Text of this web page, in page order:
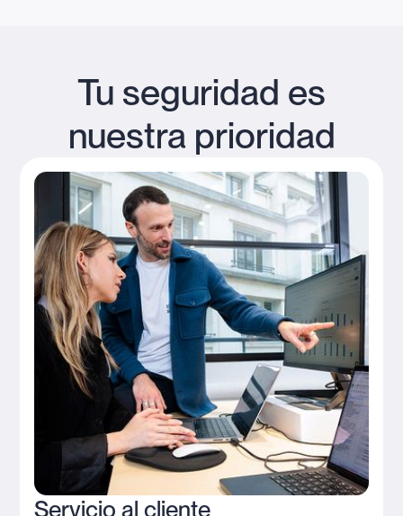
Tu seguridad es
nuestra prioridad
Servicio al cliente